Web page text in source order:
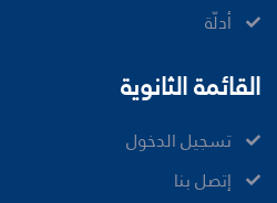
أدلّة
القائمة الثانوية
تسجيل الدخول
إتصل بنا